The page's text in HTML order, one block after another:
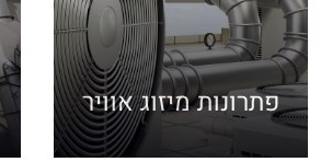
פתרונות מיזוג אוויר